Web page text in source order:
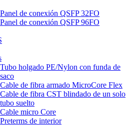
Panel de conexión QSFP 32FO
Panel de conexión QSFP 96FO
Tubo holgado PE/Nylon con funda de
saco
Cable de fibra armado MicroCore Flex
Cable de fibra CST blindado de un solo
tubo suelto
Cable micro Core
Preterms de interior